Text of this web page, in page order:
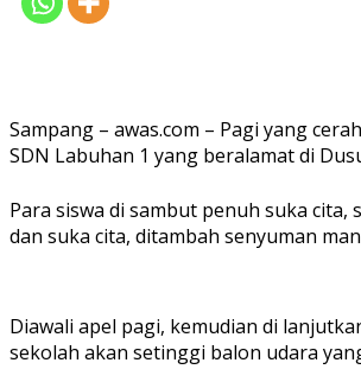
Sampang – awas.com – Pagi yang
SDN Labuhan 1 yang beralamat di
Para siswa di sambut penuh suka
dan suka cita, ditambah senyuman
Diawali apel pagi, kemudian di
sekolah akan setinggi balon udara